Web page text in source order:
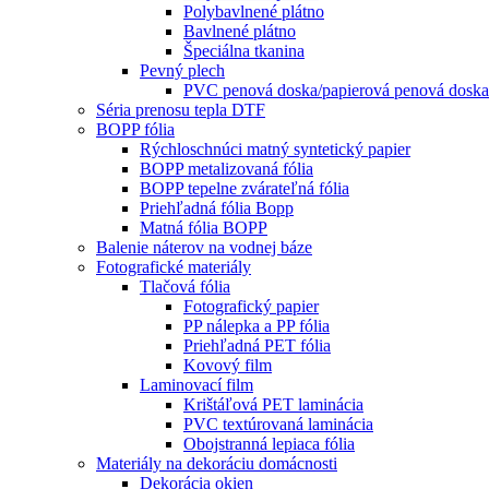
Polybavlnené plátno
Bavlnené plátno
Špeciálna tkanina
Pevný plech
PVC penová doska/papierová penová
Séria prenosu tepla DTF
BOPP fólia
Rýchloschnúci matný syntetický papier
BOPP metalizovaná fólia
BOPP tepelne zvárateľná fólia
Priehľadná fólia Bopp
Matná fólia BOPP
Balenie náterov na vodnej báze
Fotografické materiály
Tlačová fólia
Fotografický papier
PP nálepka a PP fólia
Priehľadná PET fólia
Kovový film
Laminovací film
Krištáľová PET laminácia
PVC textúrovaná laminácia
Obojstranná lepiaca fólia
Materiály na dekoráciu domácnosti
Dekorácia okien